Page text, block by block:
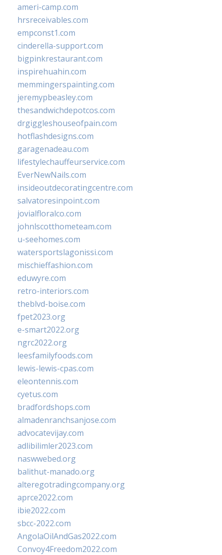
ameri-camp.com
hrsreceivables.com
empconst1.com
cinderella-support.com
bigpinkrestaurant.com
inspirehuahin.com
memmingerspainting.com
jeremypbeasley.com
thesandwichdepotcos.com
drgiggleshouseofpain.com
hotflashdesigns.com
garagenadeau.com
lifestylechauffeurservice.com
EverNewNails.com
insideoutdecoratingcentre.com
salvatoresinpoint.com
jovialfloralco.com
johnlscotthometeam.com
u-seehomes.com
watersportslagonissi.com
mischieffashion.com
eduwyre.com
retro-interiors.com
theblvd-boise.com
fpet2023.org
e-smart2022.org
ngrc2022.org
leesfamilyfoods.com
lewis-lewis-cpas.com
eleontennis.com
cyetus.com
bradfordshops.com
almadenranchsanjose.com
advocatevijay.com
adlibilimler2023.com
naswwebed.org
balithut-manado.org
alteregotradingcompany.org
aprce2022.com
ibie2022.com
sbcc-2022.com
AngolaOilAndGas2022.com
Convoy4Freedom2022.com